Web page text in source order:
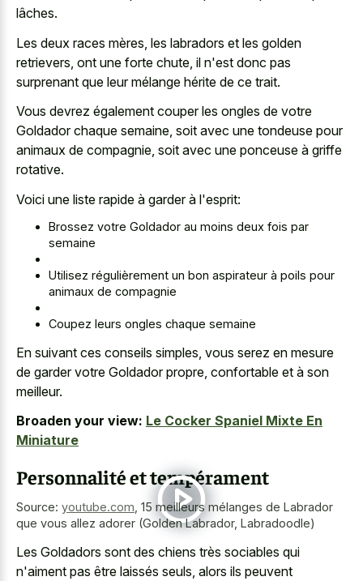
lâches.
Les deux races mères, les labradors et les golden
retrievers, ont une forte chute, il n'est donc pas
surprenant que leur mélange hérite de ce trait.
Vous devrez également couper les ongles de votre
Goldador chaque semaine, soit avec une tondeuse pour
animaux de compagnie, soit avec une ponceuse à griffe
rotative.
Voici une liste rapide à garder à l'esprit:
Brossez votre Goldador au moins deux fois par
semaine
Utilisez régulièrement un bon aspirateur à poils pour
animaux de compagnie
Coupez leurs ongles chaque semaine
En suivant ces conseils simples, vous serez en mesure
de garder votre Goldador propre, confortable et à son
meilleur.
Broaden your view: Le Cocker Spaniel Mixte En
Miniature
Personnalité et tempérament
Source: youtube.com 15 meilleurs mélanges de Labrador
que vous allez adorer (Golden Labrador, Labradoodle)
Les Goldadors sont des chiens très sociables qui
n'aiment pas être laissés seuls, alors ils peuvent